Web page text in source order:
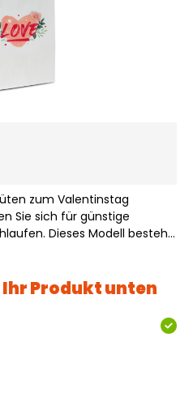
zum Valentinstag
Sie sich für günstige
Dieses Modell besteht
ist mit einem Valentinsmotiv
und vollst…Produkt unten